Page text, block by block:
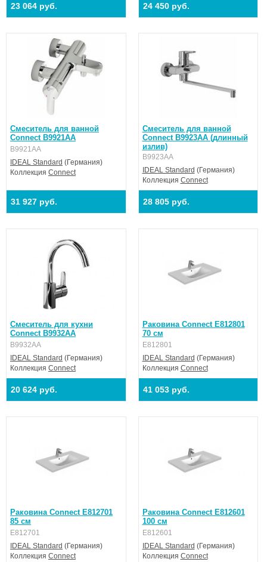
23 064 руб. 24 450 руб.
Смеситель для ванной
Connect B9921AA
B9921AA
IDEAL Standard (Германия)
Коллекция Connect
31 927 руб.
Смеситель для ванной
Connect B9923AA (длинный
излив)
B9923AA
IDEAL Standard (Германия)
Коллекция Connect
28 805 руб.
Смеситель для кухни
Connect B9932AA
B9932AA
IDEAL Standard (Германия)
Коллекция Connect
20 624 руб.
Раковина Connect E812801
70 см
E812801
IDEAL Standard (Германия)
Коллекция Connect
41 053 руб.
Раковина Connect E812701
85 см
E812701
IDEAL Standard (Германия)
Коллекция Connect
Раковина Connect E812601
100 см
E812601
IDEAL Standard (Германия)
Коллекция Connect